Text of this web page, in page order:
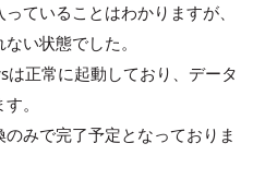
ていることはわかりますが、
い状態でした。
正常に起動しており、データ
。
みで完了予定となっておりま